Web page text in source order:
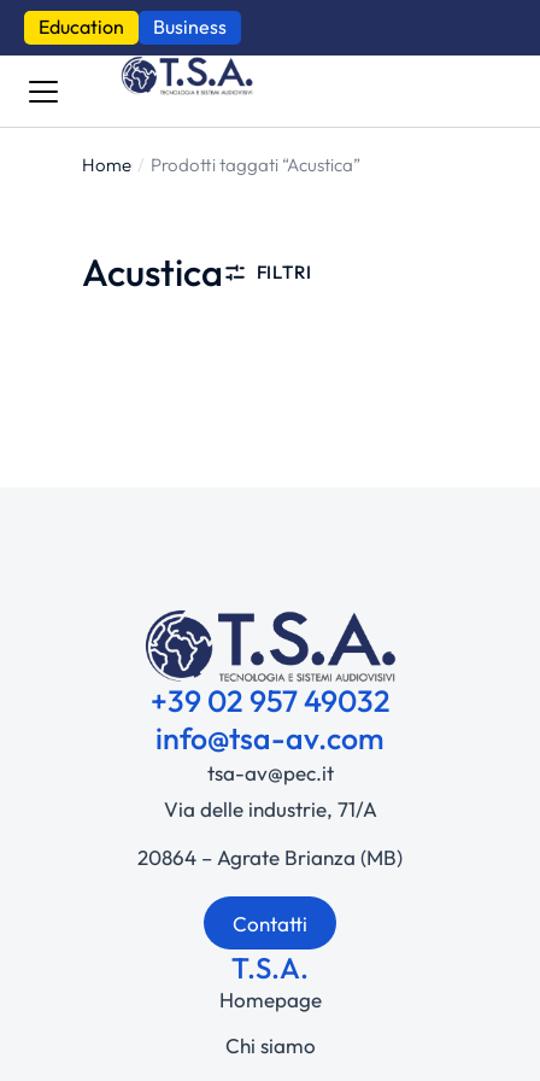
Education Business
Tu sei qui:
Home Prodotti taggati “Acustica”
Acustica FILTRI
+39 02 957 49032
info@tsa-av.com
tsa-av@pec.it
Via delle industrie, 71/A
20864 – Agrate Brianza (MB)
Contatti
T.S.A.
Homepage
Chi siamo